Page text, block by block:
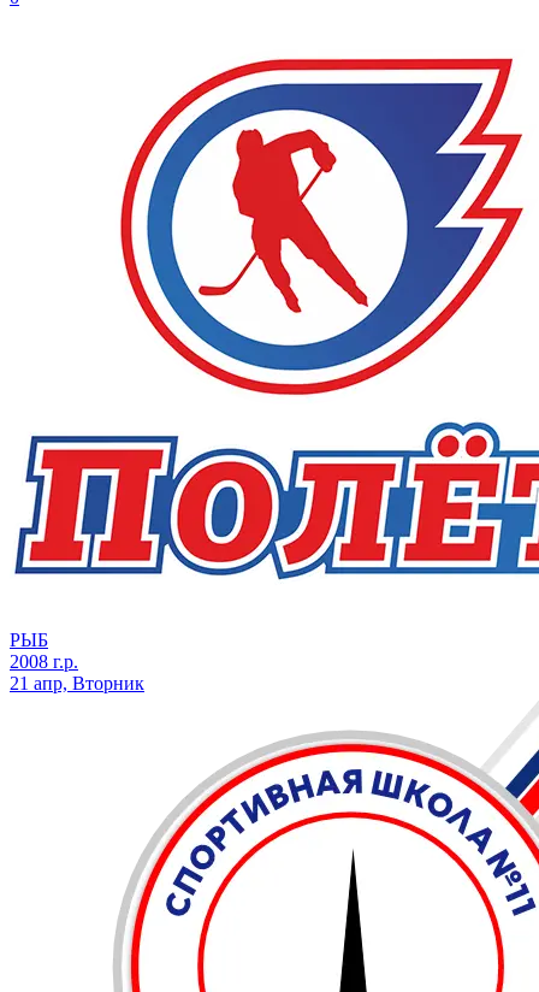
РЫБ
2008 г.р.
21 апр, Вторник